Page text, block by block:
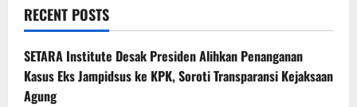
RECENT POSTS
SETARA Institute Desak Presiden Alihkan Penanganan
Kasus Eks Jampidsus ke KPK, Soroti Transparansi Kejaksaan
Agung